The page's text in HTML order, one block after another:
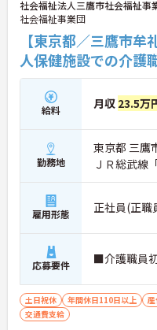
社会福祉法人三鷹市社会福祉事
社会福祉事業団
【東京都／三鷹市
人保健施設での介護
給料 月収 23.5万
勤務地
東京都 三鷹
ＪＲ総武線
雇用形態 正社員(正職
応募要件 ■介護職員
土日祝休 年間休日110日以上
交通費支給